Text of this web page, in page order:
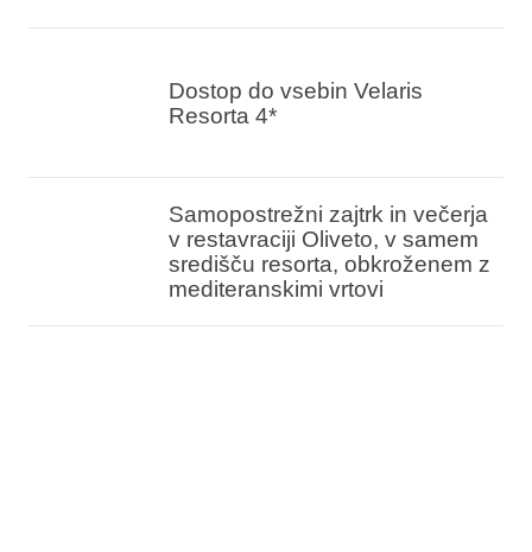
Dostop do vsebin Velaris
Resorta 4*
Samopostrežni zajtrk in večerja
v restavraciji Oliveto, v samem
središču resorta, obkroženem z
mediteranskimi vrtovi